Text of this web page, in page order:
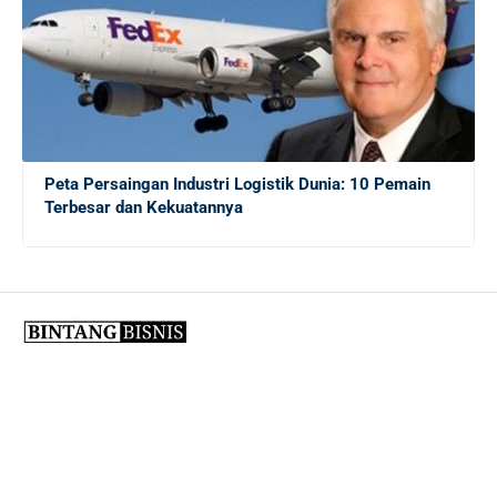
Fresh Graduate
20 Tips Sukses bagi Sarjana Baru yang Masih
Menganggur di Tengah Krisis Ekonomi
Peta Persaingan Industri Logistik Dunia: 10 Pemain
Terbesar dan Kekuatannya